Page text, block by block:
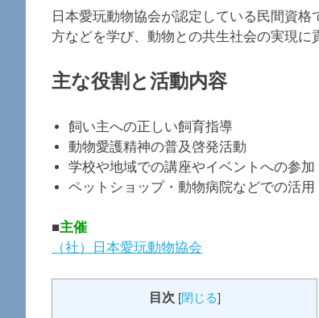
日本愛玩動物協会が認定している民間資
方などを学び、動物との共生社会の実現に
主な役割と活動内容
飼い主への正しい飼育指導
動物愛護精神の普及啓発活動
学校や地域での講座やイベントへの参加
ペットショップ・動物病院などでの活用
■主催
（社）日本愛玩動物協会
目次 [閉じる]